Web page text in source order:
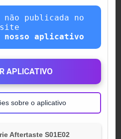
não publicada no
site
nosso aplicativo
APLICATIVO
sobre o aplicativo
Aftertaste S01E02